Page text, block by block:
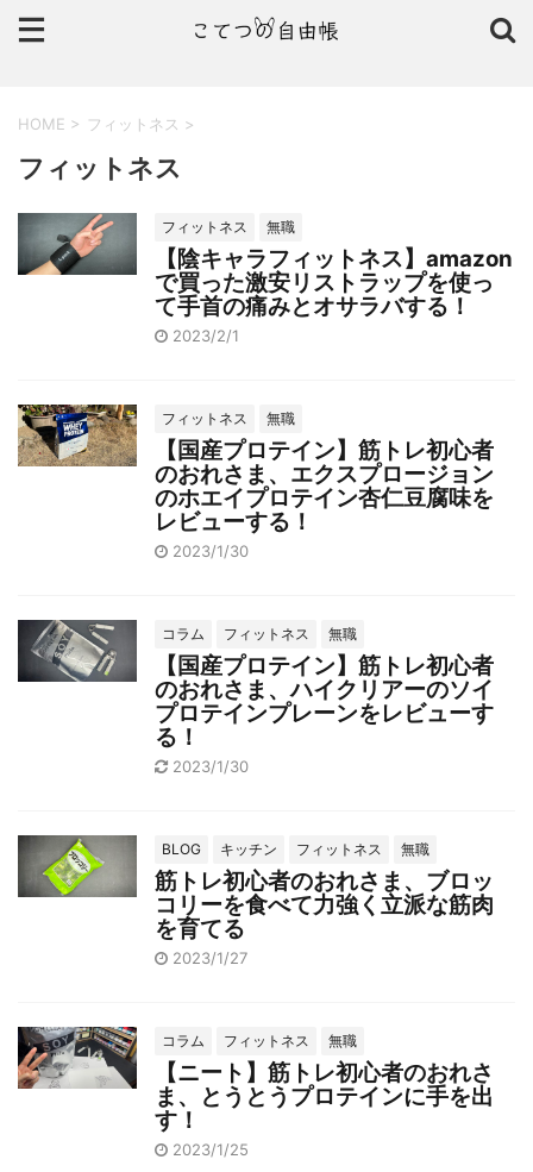
HOME > フィットネス >
フィットネス
フィットネス 無職
【陰キャラフィットネス】amazon
で買った激安リストラップを使っ
て手首の痛みとオサラバする！
2023/2/1
フィットネス 無職
【国産プロテイン】筋トレ初心者
のおれさま、エクスプロージョン
のホエイプロテイン杏仁豆腐味を
レビューする！
2023/1/30
コラム フィットネス 無職
【国産プロテイン】筋トレ初心者
のおれさま、ハイクリアーのソイ
プロテインプレーンをレビューす
る！
2023/1/30
BLOG キッチン フィットネス 無職
筋トレ初心者のおれさま、ブロッ
コリーを食べて力強く立派な筋肉
を育てる
2023/1/27
コラム フィットネス 無職
【ニート】筋トレ初心者のおれさ
ま、とうとうプロテインに手を出
す！
2023/1/25